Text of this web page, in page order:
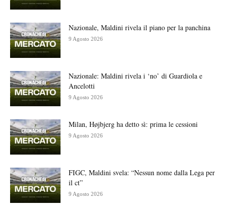
Nazionale, Maldini rivela il piano per la panchina
9 Agosto 2026
Nazionale: Maldini rivela i ‘no’ di Guardiola e
Ancelotti
9 Agosto 2026
Milan, Højbjerg ha detto sì: prima le cessioni
9 Agosto 2026
FIGC, Maldini svela: “Nessun nome dalla Lega per
il ct”
9 Agosto 2026